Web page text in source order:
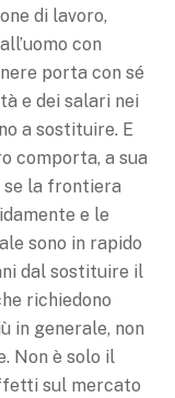
di lavoro,
con
porta con sé
e dei salari nei
a sostituire. E
comporta, a sua
se la frontiera
e le
sono in rapido
dal sostituire il
richiedono
in generale, non
Non è solo il
sul mercato